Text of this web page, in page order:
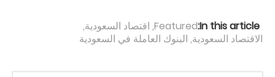
In this article:
Featured
, اقتصاد السعودية,
الاقتصاد السعودية, البنوك العاملة في السعودية